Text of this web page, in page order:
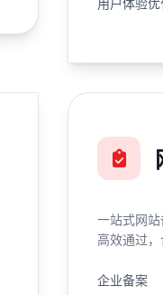
一站式网
高效通过，
企业备案